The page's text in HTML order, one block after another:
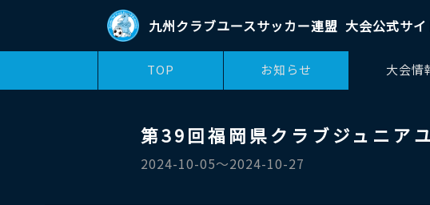
九州クラブユースサッカー連盟 大会公式サ
TOP お知らせ 大会情
第39回福岡県クラブジュニア
2024-10-05〜2024-10-27